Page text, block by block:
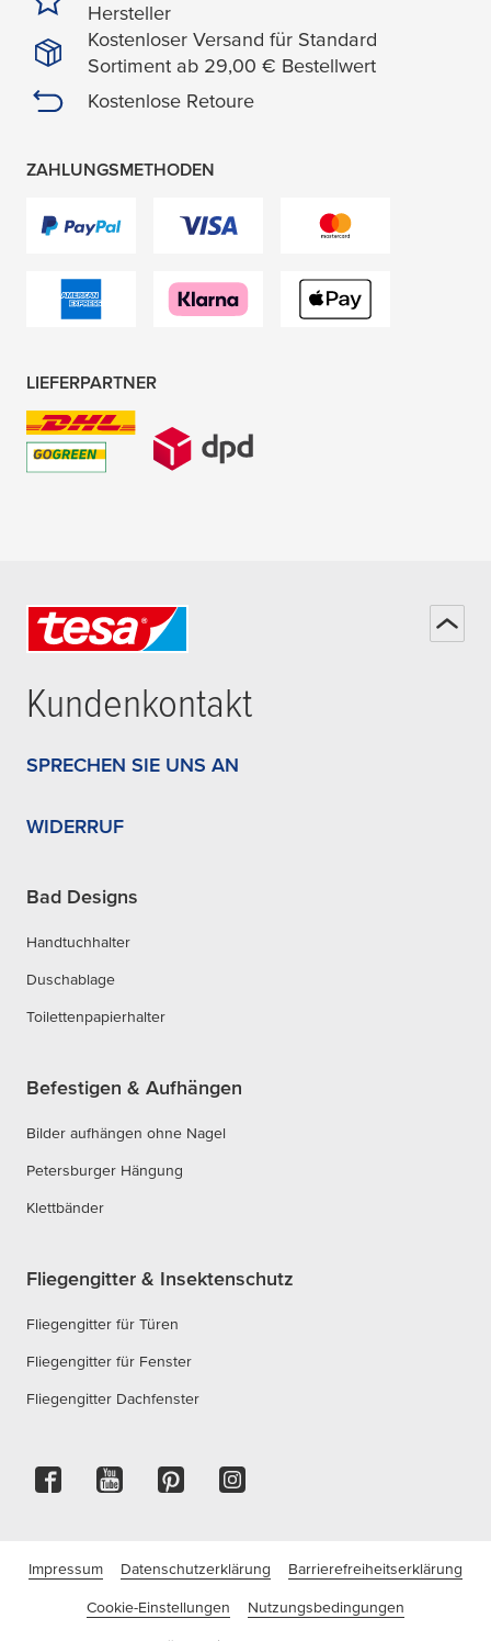
Hersteller
Kostenloser Versand für Standard
Sortiment ab 29,00 € Bestellwert
Kostenlose Retoure
ZAHLUNGSMETHODEN
LIEFERPARTNER
Kundenkontakt
SPRECHEN SIE UNS AN
WIDERRUF
Bad Designs
Handtuchhalter
Duschablage
Toilettenpapierhalter
Befestigen & Aufhängen
Bilder aufhängen ohne Nagel
Petersburger Hängung
Klettbänder
Fliegengitter & Insektenschutz
Fliegengitter für Türen
Fliegengitter für Fenster
Fliegengitter Dachfenster
Impressum Datenschutzerklärung Barrierefreiheitserklärung
Cookie-Einstellungen Nutzungsbedingungen